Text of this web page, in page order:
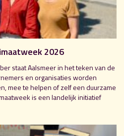
2026
staat Aalsmeer in het teken van de
en organisaties worden
mee te helpen of zelf een duurzame
is een landelijk initiatief